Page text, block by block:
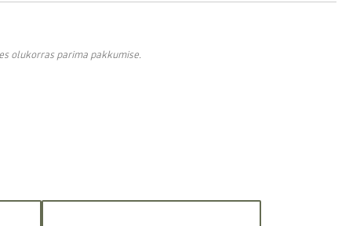
olukorras parima pakkumise.